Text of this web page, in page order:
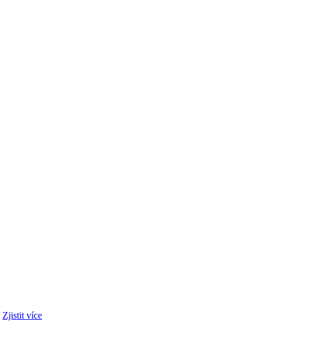
Zjistit více